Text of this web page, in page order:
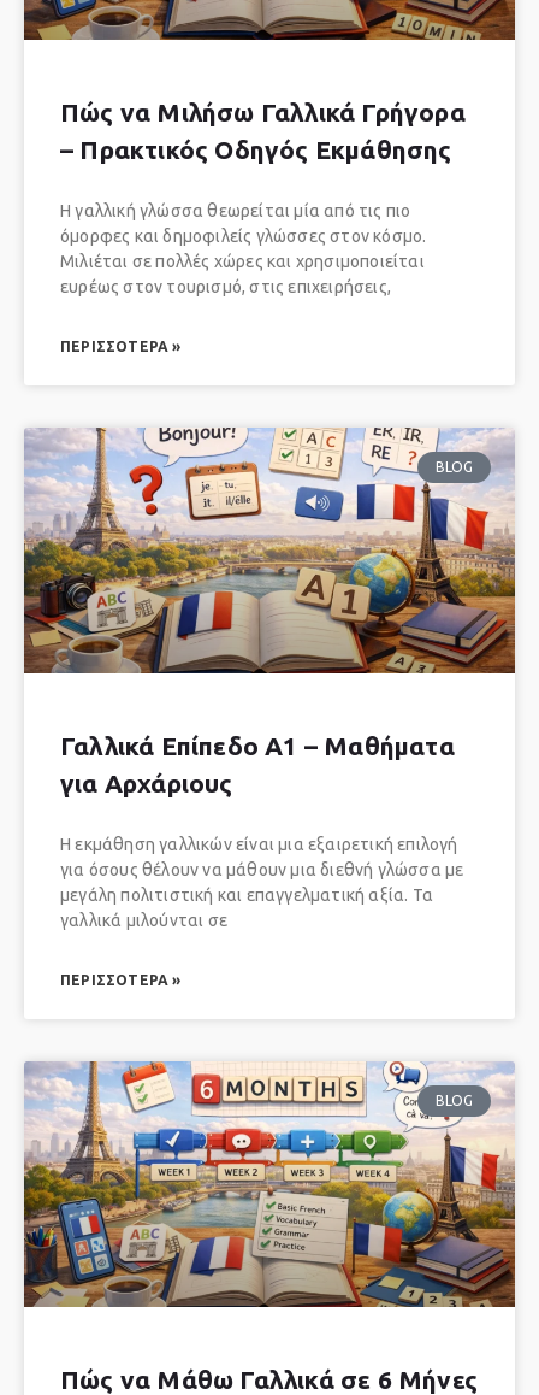
Πώς να Μιλήσω Γαλλικά Γρήγορα
– Πρακτικός Οδηγός Εκμάθησης
Η γαλλική γλώσσα θεωρείται μία από τις πιο
όμορφες και δημοφιλείς γλώσσες στον κόσμο.
Μιλιέται σε πολλές χώρες και χρησιμοποιείται
ευρέως στον τουρισμό, στις επιχειρήσεις,
ΠΕΡΙΣΣΌΤΕΡΑ »
BLOG
Γαλλικά Επίπεδο A1 – Μαθήματα
για Αρχάριους
Η εκμάθηση γαλλικών είναι μια εξαιρετική επιλογή
για όσους θέλουν να μάθουν μια διεθνή γλώσσα με
μεγάλη πολιτιστική και επαγγελματική αξία. Τα
γαλλικά μιλούνται σε
ΠΕΡΙΣΣΌΤΕΡΑ »
BLOG
Πώς να Μάθω Γαλλικά σε 6 Μήνες